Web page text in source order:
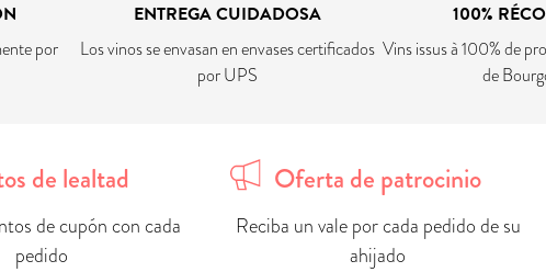
por
ENTREGA CUIDADOSA
Los vinos se envasan en envases certificados
por UPS
100%
Vins issus à 100% de
de
de lealtad
de cupón con cada
pedido
Oferta de patrocinio
Reciba un vale por cada pedido de su
ahijado